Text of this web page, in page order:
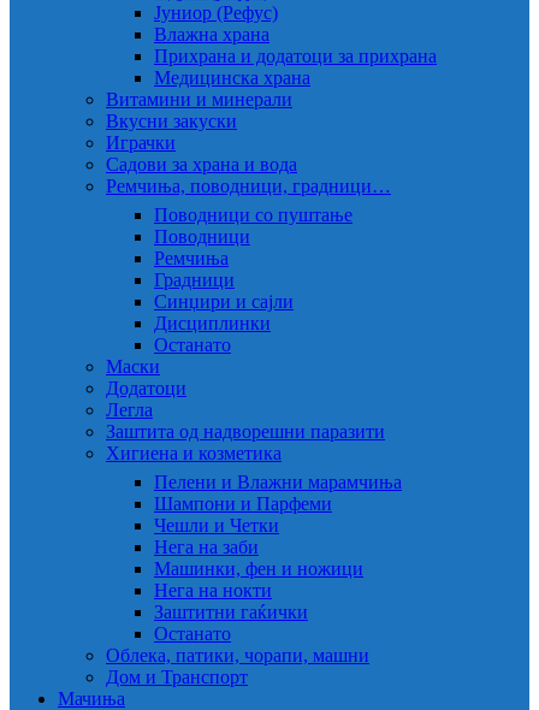
Јуниор (Рефус)
Влажна храна
Прихрана и додатоци за прихрана
Медицинска храна
Витамини и минерали
Вкусни закуски
Играчки
Садови за храна и вода
Ремчиња, поводници, градници…
Поводници со пуштање
Поводници
Ремчиња
Градници
Синџири и сајли
Дисциплинки
Останато
Маски
Додатоци
Легла
Заштита од надворешни паразити
Хигиена и козметика
Пелени и Влажни марамчиња
Шампони и Парфеми
Чешли и Четки
Нега на заби
Машинки, фен и ножици
Нега на нокти
Заштитни гаќички
Останато
Облека, патики, чорапи, машни
Дом и Транспорт
Мачиња